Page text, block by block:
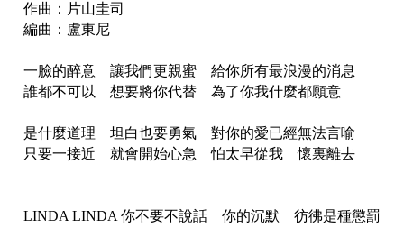
作曲：片山圭司
編曲：盧東尼
一臉的醉意 讓我們更親蜜 給你所有最浪漫的消息
誰都不可以 想要將你代替 為了你我什麼都願意
是什麼道理 坦白也要勇氣 對你的愛已經無法言喻
只要一接近 就會開始心急 怕太早從我 懷裏離去
LINDA LINDA 你不要不說話 你的沉默 彷彿是種懲罰